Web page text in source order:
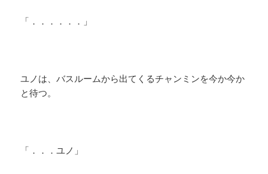
「．．．．．．」
ユノは、バスルームから出てくるチャンミンを今か今か
と待つ。
「．．．ユノ」